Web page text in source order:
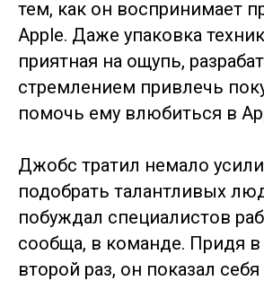
тем, как он воспринимает
Apple. Даже упаковка
приятная на ощупь,
стремлением привлечь
помочь ему влюбиться в
Джобс тратил немало
подобрать талантливых
побуждал специалистов
сообща, в команде. Придя
второй раз, он показал